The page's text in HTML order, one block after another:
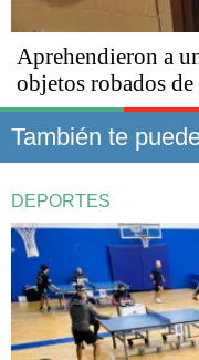
Aprehendieron a
objetos robados
También te
DEPORTES